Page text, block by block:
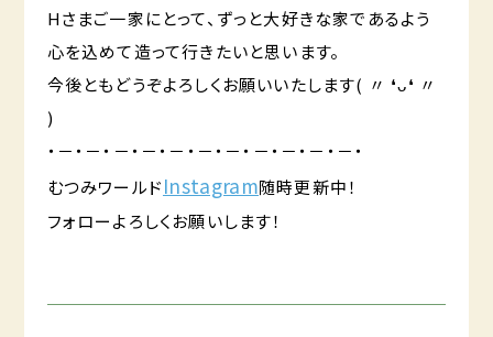
Hさまご一家にとって、ずっと大好きな家であるよう
心を込めて造って行きたいと思います。
今後ともどうぞよろしくお願いいたします( 〃 ❛ᴗ❛ 〃
)
・－・－・－・－・－・－・－・－・－・－・－・
むつみワールドInstagram随時更新中！
フォローよろしくお願いします！